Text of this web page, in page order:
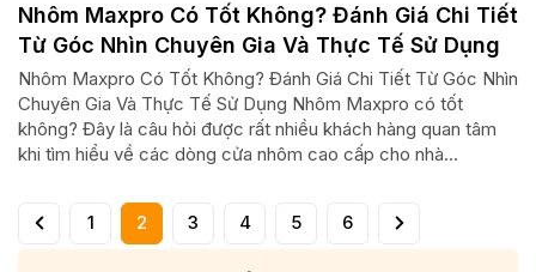
Nhôm Maxpro Có Tốt Không? Đánh Giá Chi Tiết
Từ Góc Nhìn Chuyên Gia Và Thực Tế Sử Dụng
Nhôm Maxpro Có Tốt Không? Đánh Giá Chi Tiết Từ Góc Nhìn
Chuyên Gia Và Thực Tế Sử Dụng Nhôm Maxpro có tốt
không? Đây là câu hỏi được rất nhiều khách hàng quan tâm
khi tìm hiểu về các dòng cửa nhôm cao cấp cho nhà...
1 2 3 4 5 6